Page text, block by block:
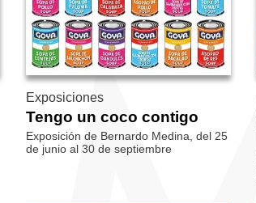
Exposiciones
Tengo un coco contigo
Exposición de Bernardo Medina, del 25
de junio al 30 de septiembre